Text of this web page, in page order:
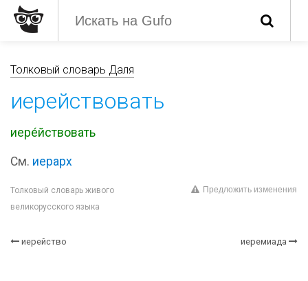
Толковый словарь Даля
иерействовать
иере́йствовать
См. иерарх
Толковый словарь живого
великорусского языка
Предложить изменения
иерейство иеремиада